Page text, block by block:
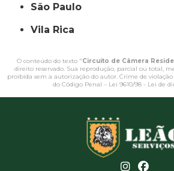
São Paulo
Vila Rica
O conteúdo do texto "Circuito de Câmera
direito reservado. Sua reprodução, parcial ou total,
proibida sem a autorização do autor. Crime de
do Código Penal – Lei 9610/98 - Lei de